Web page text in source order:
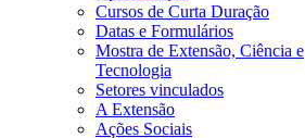
Cursos de Curta Duração
Datas e Formulários
Mostra de Extensão, Ciência e
Tecnologia
Setores vinculados
A Extensão
Ações Sociais